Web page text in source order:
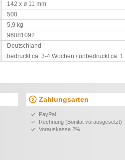
142 x ø 11 mm
500
5,9 kg
96081092
Deutschland
bedruckt ca. 3-4 Wochen / unbedruckt ca. 1
Zahlungsarten
PayPal
Rechnung (Bonität vorausgesetzt)
Vorauskasse 2%